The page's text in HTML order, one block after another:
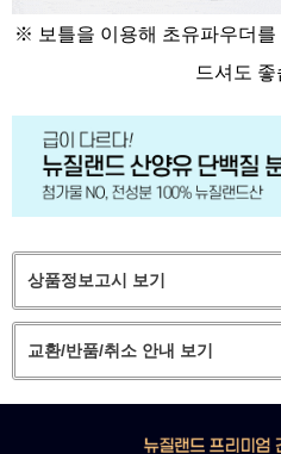
※ 보틀을 이용해 초유파우더를
드셔도 좋
상품정보고시 보기
교환/반품/취소 안내 보기